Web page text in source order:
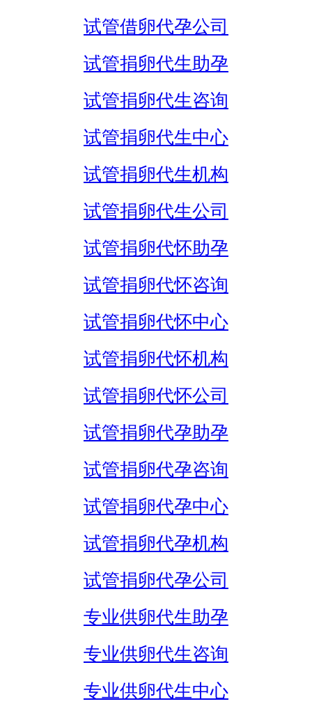
试管借卵代孕公司
试管捐卵代生助孕
试管捐卵代生咨询
试管捐卵代生中心
试管捐卵代生机构
试管捐卵代生公司
试管捐卵代怀助孕
试管捐卵代怀咨询
试管捐卵代怀中心
试管捐卵代怀机构
试管捐卵代怀公司
试管捐卵代孕助孕
试管捐卵代孕咨询
试管捐卵代孕中心
试管捐卵代孕机构
试管捐卵代孕公司
专业供卵代生助孕
专业供卵代生咨询
专业供卵代生中心